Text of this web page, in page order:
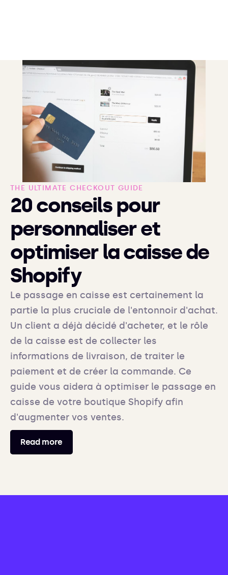
THE ULTIMATE CHECKOUT GUIDE
20 conseils pour
personnaliser et
optimiser la caisse de
Shopify
Le passage en caisse est certainement la
partie la plus cruciale de l'entonnoir d'achat.
Un client a déjà décidé d'acheter, et le rôle
de la caisse est de collecter les
informations de livraison, de traiter le
paiement et de créer la commande. Ce
guide vous aidera à optimiser le passage en
caisse de votre boutique Shopify afin
d'augmenter vos ventes.
Read more